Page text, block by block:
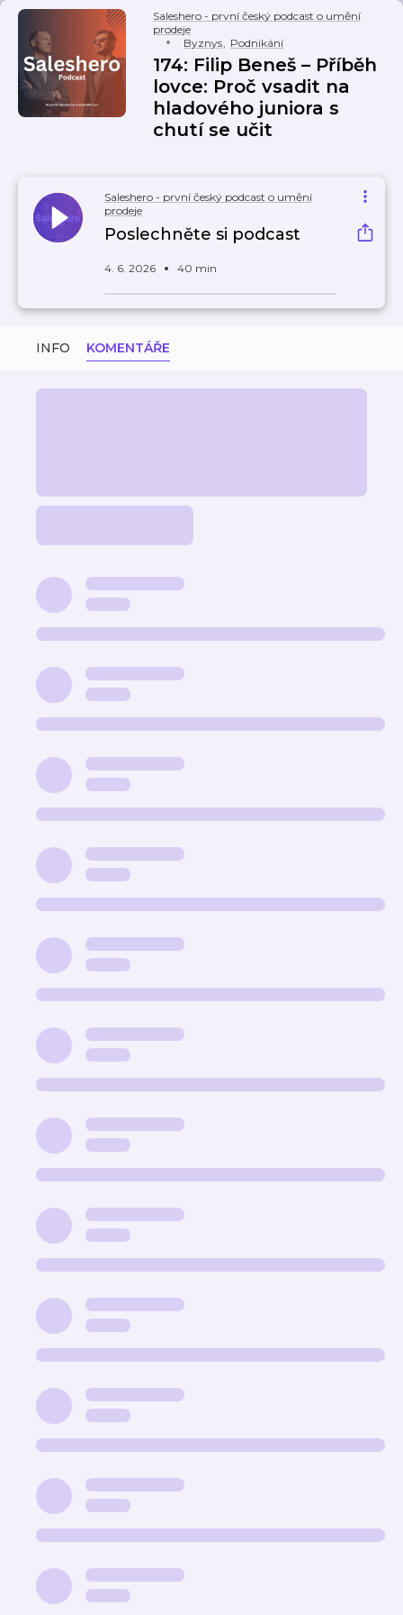
Saleshero - první český podcast o umění
prodeje
Byznys, Podnikání
174: Filip Beneš – Příběh
lovce: Proč vsadit na
hladového juniora s
chutí se učit
Saleshero - první český podcast o umění
prodeje
Poslechněte si podcast
4. 6. 2026 40 min
INFO KOMENTÁŘE